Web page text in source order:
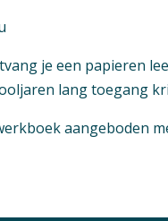
Logistiek (t m KD
Profiel
je een papieren
lang toegang
aangeboden